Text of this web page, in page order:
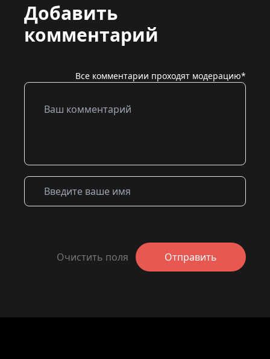
Добавить
комментарий
Все комментарии проходят модерацию*
Очистить поля Отправить